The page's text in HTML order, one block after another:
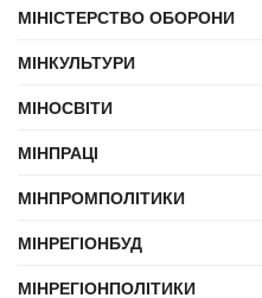
МІНІСТЕРСТВО ОБОРОНИ
МІНКУЛЬТУРИ
МІНОСВІТИ
МІНПРАЦІ
МІНПРОМПОЛІТИКИ
МІНРЕГІОНБУД
МІНРЕГІОНПОЛІТИКИ